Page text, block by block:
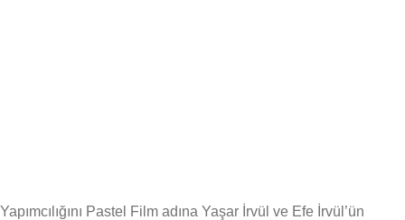
Yapımcılığını Pastel Film adına Yaşar İrvül ve Efe İrvül’ün